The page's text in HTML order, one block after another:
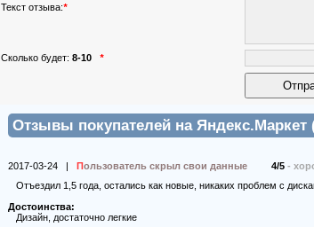
Текст отзыва:*
Сколько будет: 8-10 *
Отзывы покупателей на Яндекс.Маркет
2017-03-24 | Пользователь скрыл свои данные 4/5 -
Отъездил 1,5 года, остались как новые, никаких проблем с
Достоинства:
Дизайн, достаточно легкие